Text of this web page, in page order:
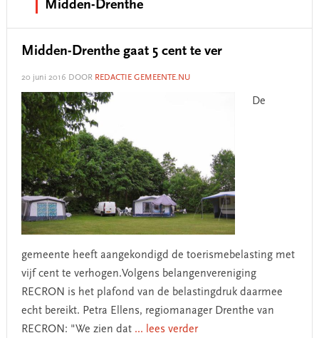
Midden-Drenthe
Midden-Drenthe gaat 5 cent te ver
20 juni 2016 DOOR REDACTIE GEMEENTE.NU
De
gemeente heeft aangekondigd de toerismebelasting met
vijf cent te verhogen.Volgens belangenvereniging
RECRON is het plafond van de belastingdruk daarmee
echt bereikt. Petra Ellens, regiomanager Drenthe van
RECRON: "We zien dat ... lees verder